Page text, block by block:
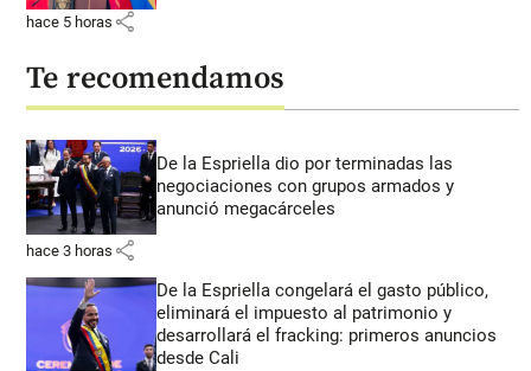
hace 5 horas share
Te recomendamos
De la Espriella dio por terminadas las
negociaciones con grupos armados y
anunció megacárceles
hace 3 horas share
De la Espriella congelará el gasto público,
eliminará el impuesto al patrimonio y
desarrollará el fracking: primeros anuncios
desde Cali